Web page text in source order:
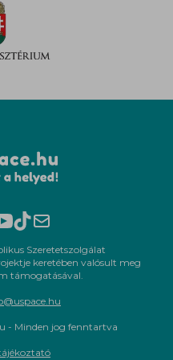
Szeretetszolgálat
keretében valósult meg
támogatásával.
- Minden jog fenntartva